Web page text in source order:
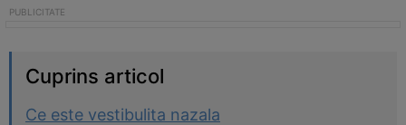
Cuprins articol
Ce este vestibulita nazala